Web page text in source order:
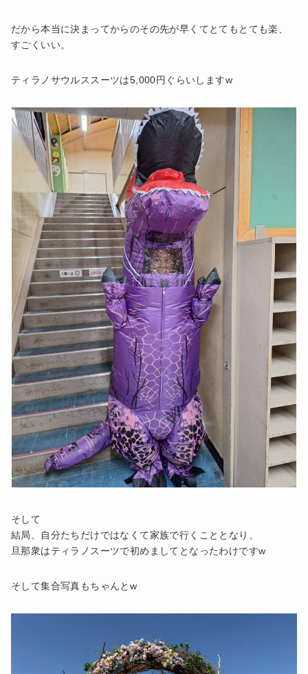
だから本当に決まってからのその先が早くてとてもとても楽、
すごくいい。
ティラノサウルススーツは5,000円ぐらいしますw
そして
結局、自分たちだけではなくて家族で行くこととなり、
旦那衆はティラノスーツで初めましてとなったわけですw
そして集合写真もちゃんとw